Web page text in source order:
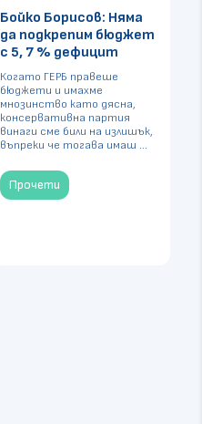
Бойко Борисов: Няма
да подкрепим бюджет
с 5, 7 % дефицит
Когато ГЕРБ правеше
бюджети и имахме
мнозинство като дясна,
консервативна партия
винаги сме били на излишък,
въпреки че тогава имаш ...
Прочети